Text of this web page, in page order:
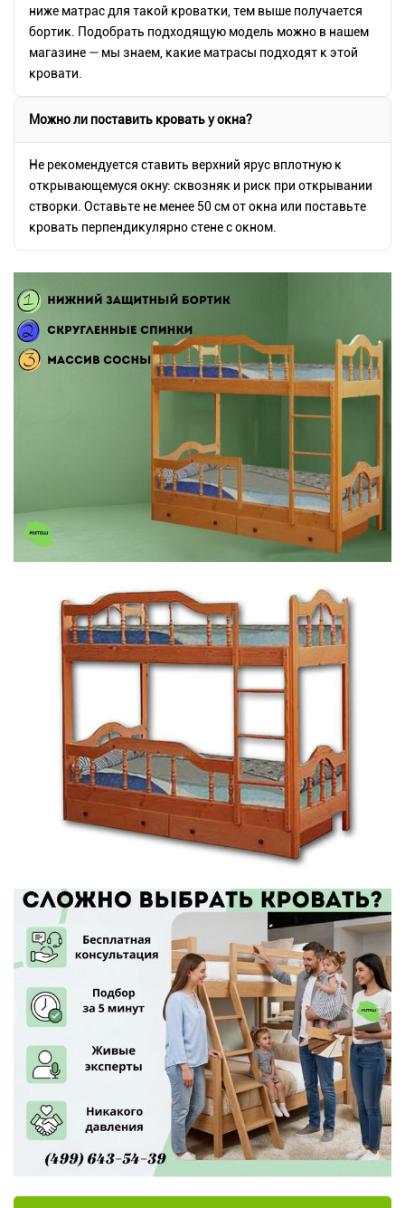
ниже матрас для такой кроватки, тем выше получается
бортик. Подобрать подходящую модель можно в нашем
магазине — мы знаем, какие матрасы подходят к этой
кровати.
Можно ли поставить кровать у окна?
Не рекомендуется ставить верхний ярус вплотную к
открывающемуся окну: сквозняк и риск при открывании
створки. Оставьте не менее 50 см от окна или поставьте
кровать перпендикулярно стене с окном.